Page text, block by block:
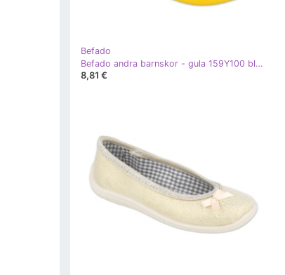
Befado
Befado andra barnskor - gula 159Y100 blå gyllene
8,81 €